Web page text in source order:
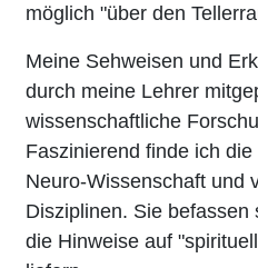
möglich "über den
Meine Sehweisen und
durch meine Lehrer
wissenschaftliche
Faszinierend finde ich
Neuro-Wissenschaft und
Disziplinen. Sie befassen
die Hinweise auf